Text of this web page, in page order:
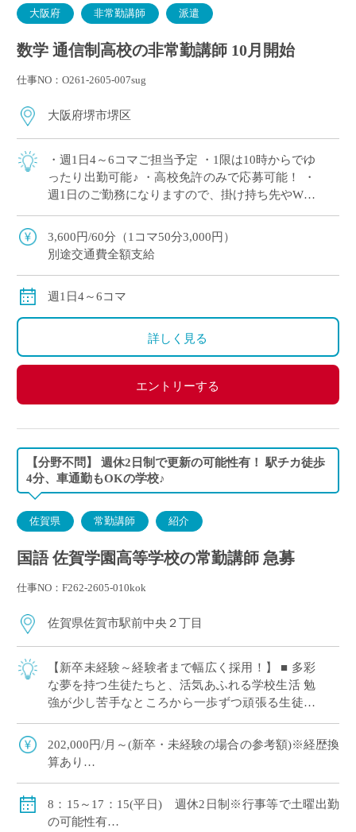
大阪府 非常勤講師 派遣
数学 通信制高校の非常勤講師 10月開始
仕事NO：O261-2605-007sug
大阪府堺市堺区
・週1日4～6コマご担当予定 ・1限は10時からでゆ
ったり出勤可能♪ ・高校免許のみで応募可能！ ・
週1日のご勤務になりますので、掛け持ち先やWワ
ークにぴったりな求人です ・駅から徒歩1分の学
校で、ピカピカな校舎で働きま […]
3,600円/60分（1コマ50分3,000円）
別途交通費全額支給
週1日4～6コマ
詳しく見る
エントリーする
【分野不問】 週休2日制で更新の可能性有！ 駅チカ徒歩
4分、車通勤もOKの学校♪
佐賀県 常勤講師 紹介
国語 佐賀学園高等学校の常勤講師 急募
仕事NO：F262-2605-010kok
佐賀県佐賀市駅前中央２丁目
【新卒未経験～経験者まで幅広く採用！】 ■ 多彩
な夢を持つ生徒たちと、活気あふれる学校生活 勉
強が少し苦手なところから一歩ずつ頑張る生徒さ
んから、国公立大学への進学を目指して日々机に
向かう生徒さんまで、多様な生徒さんが通 […]
202,000円/月～(新卒・未経験の場合の参考額)※経歴換
算あり
◇手当：交通費全額支給(自動車通勤の場合：最大
31,700円)
時間外労働手当、調整手当、住宅手当、扶養手当、特
8：15～17：15(平日) 週休2日制※行事等で土曜出勤
の可能性有